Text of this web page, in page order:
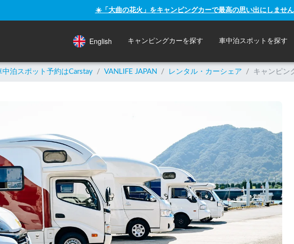
☀️「大曲の花火」をキャンピングカーで最高の思い出にしません
English キャンピングカーを探す 車中泊スポットを探す
泊スポット予約はCarstay / VANLIFE JAPAN / レンタル・カーシェア / キャンピン